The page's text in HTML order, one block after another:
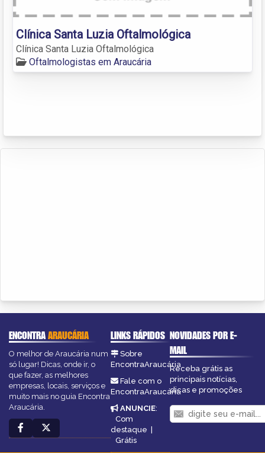
Clínica Santa Luzia Oftalmológica
Clínica Santa Luzia Oftalmológica
Oftalmologistas em Araucária
ENCONTRAARAUCÁRIA
O melhor de Araucária num
só lugar! Dicas, onde ir, o
que fazer, as melhores
empresas, locais, serviços e
muito mais no guia Encontra
Araucária.
LINKS RÁPIDOS
Sobre
EncontraAraucária
Fale com o
EncontraAraucária
ANUNCIE:
Com
destaque |
Grátis
NOVIDADES POR E-
MAIL
Receba grátis as
principais notícias,
dicas e promoções